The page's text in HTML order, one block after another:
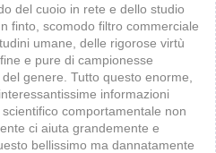
del cuoio in rete e dello studio
finto, scomodo filtro commerciale
umane, delle rigorose virtù
e pure di campionesse
genere. Tutto questo enorme,
informazioni
comportamentale non
ci aiuta grandemente e
bellissimo ma dannatamente